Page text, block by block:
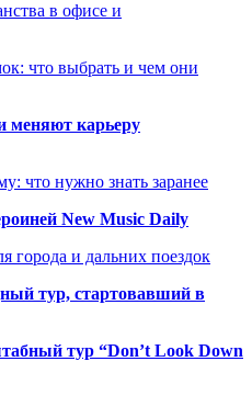
в офисе и
что выбрать и чем они
меняют карьеру
что нужно знать заранее
New Music Daily
города и дальних поездок
тур, стартовавший в
тур “Don’t Look Down